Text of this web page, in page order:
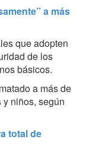
a más
que adopten
de los
básicos.
a más de
niños, según
total de